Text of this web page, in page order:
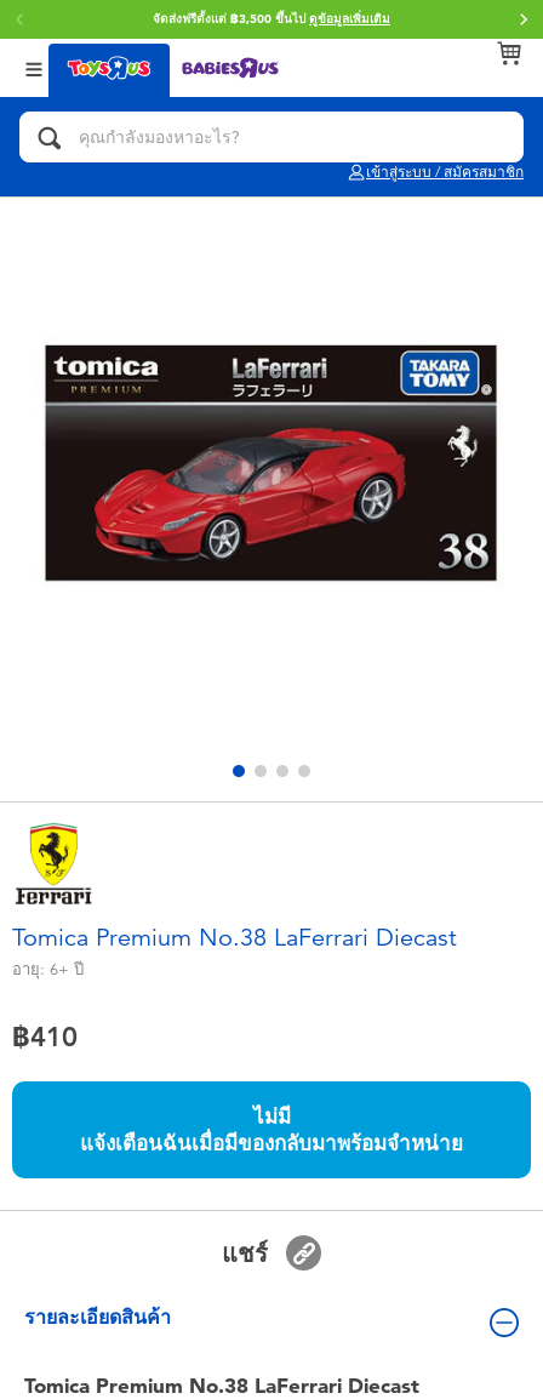
จัดส่งฟรีตั้งแต่ ฿3,500 ขึ้นไป ดูข้อมูลเพิ่มเติม
เข้าสู่ระบบ / สมัครสมาชิก
กลับ
หมวดหมู่
แอคชั่นฟิกเกอร์ และการสวมบทบาทเป็นฮีโร่
และรีโมทบังคับ
กิจกรรมและงานคราฟท์
ตุ๊กตาและของสะสม
อุปกรณ์อิเล็คทรอนิกส์
กิจกรรมกลางแจ้งและกีฬา
อุปกรณ์แต่งตัวและการสวมบทบาท
ของเล่นนุ่มนิ่ม
ของเล่นสำหรับเด็กทารกและวัยหัดเดิน
แบตเตอรี่
Nintendo Switch
กล่องสุ่ม
ตัวละครเพี่อการสะสม
กลับ
แบรนด์
Toy Story ทอย สตอรี่
LEGOเลโก้
Blokees บล็อคคีส์
Zuru ซูรู
X-Shot
Hot Wheels ฮ็อตวีลส์
กลับ
Age
0~2 ปี
8~11 ปี
12~14 ปี
14+ ปี
Tomica Premium No.38 LaFerrari Diecast
อายุ: 6+ ปี
฿410
ไม่มี
แจ้งเตือนฉันเมื่อมีของกลับมาพร้อมจำหน่าย
แชร์
รายละเอียดสินค้า
Tomica Premium No.38 LaFerrari Diecast